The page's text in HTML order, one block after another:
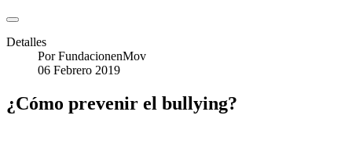
Detalles
PorFundacionenMov
06 Febrero 2019
¿Cómo prevenir el bullying?